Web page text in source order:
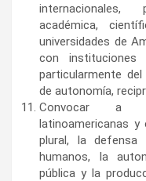
internacionales,
académica,
universidades de
con
particularmente
de autonomía,
Convocar a
latinoamericanas y
plural, la defensa
humanos, la
pública y la